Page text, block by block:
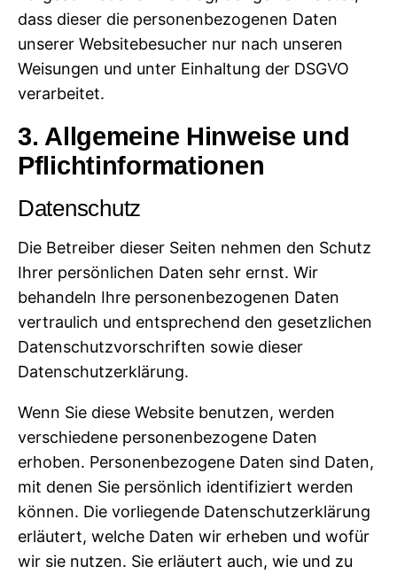
dass dieser die personenbezogenen Daten
unserer Websitebesucher nur nach unseren
Weisungen und unter Einhaltung der DSGVO
verarbeitet.
3. Allgemeine Hinweise und
Pflicht­informationen
Datenschutz
Die Betreiber dieser Seiten nehmen den Schutz
Ihrer persönlichen Daten sehr ernst. Wir
behandeln Ihre personenbezogenen Daten
vertraulich und entsprechend den gesetzlichen
Datenschutzvorschriften sowie dieser
Datenschutzerklärung.
Wenn Sie diese Website benutzen, werden
verschiedene personenbezogene Daten
erhoben. Personenbezogene Daten sind Daten,
mit denen Sie persönlich identifiziert werden
können. Die vorliegende Datenschutzerklärung
erläutert, welche Daten wir erheben und wofür
wir sie nutzen. Sie erläutert auch, wie und zu